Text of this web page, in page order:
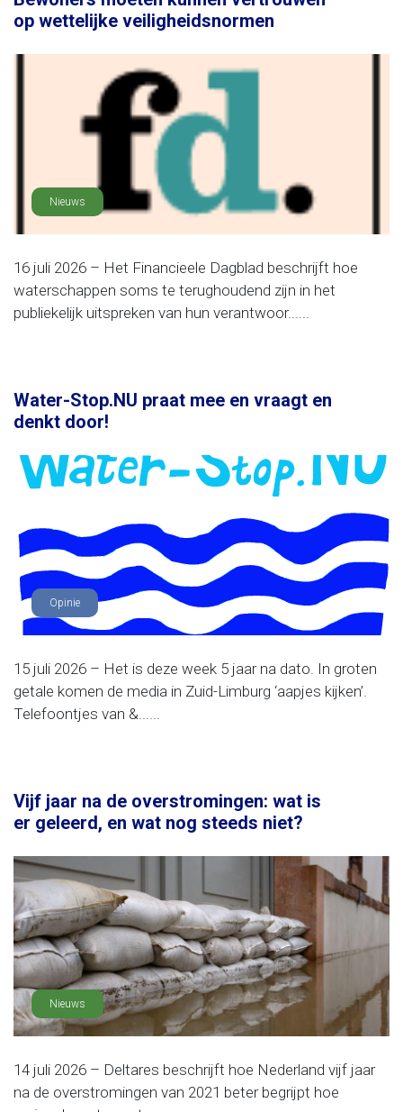
op wettelijke veiligheidsnormen
Nieuws
16 juli 2026 – Het Financieele Dagblad beschrijft hoe
waterschappen soms te terughoudend zijn in het
publiekelijk uitspreken van hun verantwoor......
Water-Stop.NU praat mee en vraagt en
denkt door!
Opinie
15 juli 2026 – Het is deze week 5 jaar na dato. In groten
getale komen de media in Zuid-Limburg ‘aapjes kijken’.
Telefoontjes van &......
Vijf jaar na de overstromingen: wat is
er geleerd, en wat nog steeds niet?
Nieuws
14 juli 2026 – Deltares beschrijft hoe Nederland vijf jaar
na de overstromingen van 2021 beter begrijpt hoe